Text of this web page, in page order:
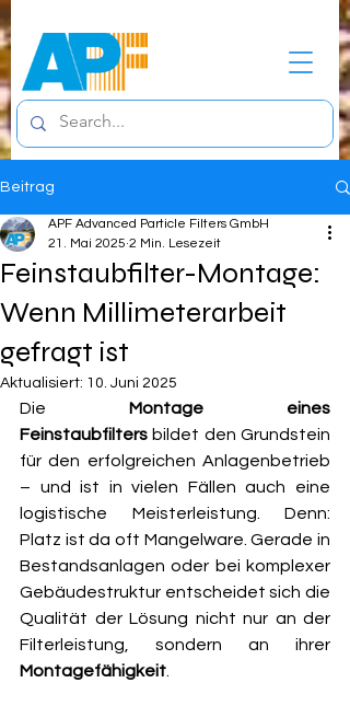
Beitrag
Feinstaubfilter-Montage:
Wenn Millimeterarbeit
gefragt ist
APF Advanced Particle Filters GmbH
21. Mai 2025 2 Min. Lesezeit
Aktualisiert: 10. Juni 2025
Die Montage eines
Feinstaubfilters bildet den Grundstein
für den erfolgreichen Anlagenbetrieb
– und ist in vielen Fällen auch eine
logistische Meisterleistung. Denn:
Platz ist da oft Mangelware. Gerade in
Bestandsanlagen oder bei komplexer
Gebäudestruktur entscheidet sich die
Qualität der Lösung nicht nur an der
Montagefähigkeit